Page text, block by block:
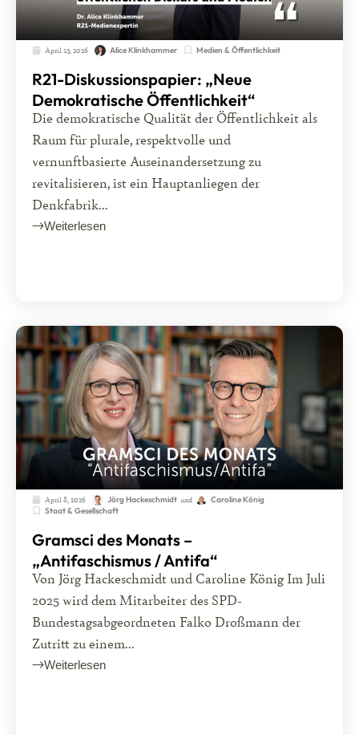
April 13, 2026 Alice Klinkhammer Medien & Öffentlichkeit
R21-Diskussionspapier: „Neue
Demokratische Öffentlichkeit“
Die demokratische Qualität der Öffentlichkeit als
Raum für plurale, respektvolle und
vernunftbasierte Auseinandersetzung zu
revitalisieren, ist ein Hauptanliegen der
Denkfabrik...
Weiterlesen
April 8, 2026 Jörg Hackeschmidt und
Caroline König
Staat & Gesellschaft
Gramsci des Monats –
„Antifaschismus / Antifa“
Von Jörg Hackeschmidt und Caroline König Im Juli
2025 wird dem Mitarbeiter des SPD-
Bundestagsabgeordneten Falko Droßmann der
Zutritt zu einem...
Weiterlesen